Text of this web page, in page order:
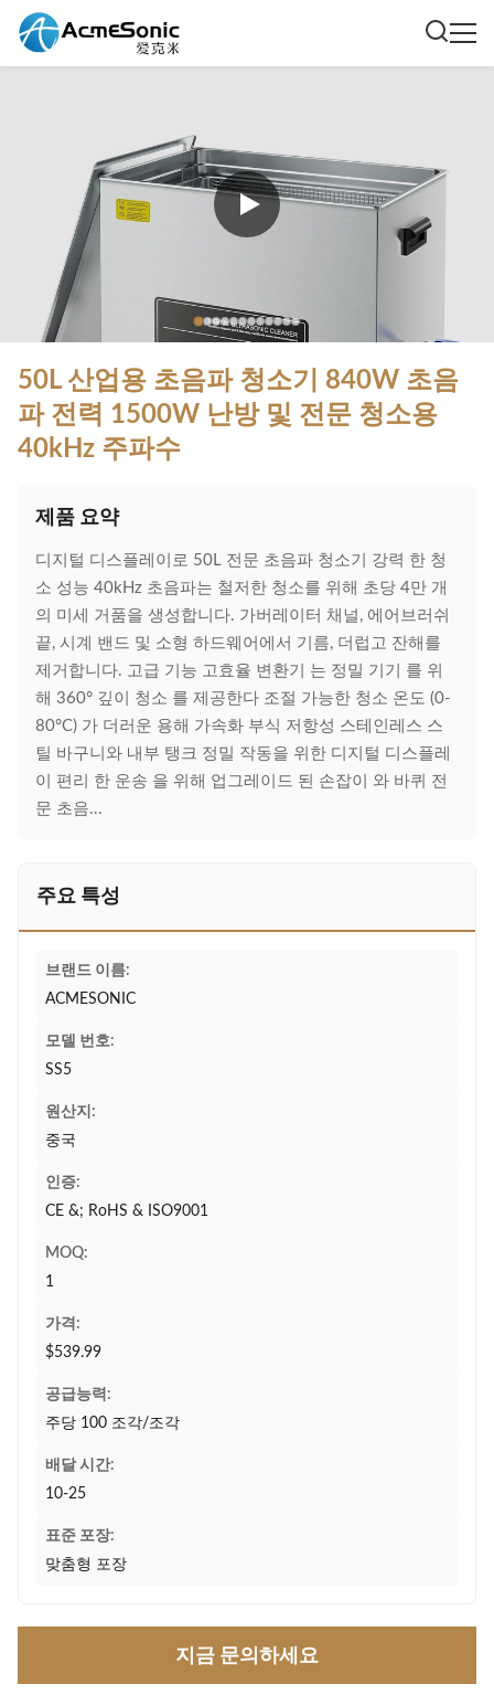
50L 산업용 초음파 청소기 840W 초음
파 전력 1500W 난방 및 전문 청소용
40kHz 주파수
제품 요약
디지털 디스플레이로 50L 전문 초음파 청소기 강력 한 청
소 성능 40kHz 초음파는 철저한 청소를 위해 초당 4만 개
의 미세 거품을 생성합니다. 가버레이터 채널, 에어브러쉬
끝, 시계 밴드 및 소형 하드웨어에서 기름, 더럽고 잔해를
제거합니다. 고급 기능 고효율 변환기 는 정밀 기기 를 위
해 360° 깊이 청소 를 제공한다 조절 가능한 청소 온도 (0-
80°C) 가 더러운 용해 가속화 부식 저항성 스테인레스 스
틸 바구니와 내부 탱크 정밀 작동을 위한 디지털 디스플레
이 편리 한 운송 을 위해 업그레이드 된 손잡이 와 바퀴 전
문 초음...
주요 특성
브랜드 이름:
ACMESONIC
모델 번호:
SS5
원산지:
중국
인증:
CE &; RoHS & ISO9001
MOQ:
1
가격:
$539.99
공급능력:
주당 100 조각/조각
배달 시간:
10-25
표준 포장:
맞춤형 포장
지금 문의하세요